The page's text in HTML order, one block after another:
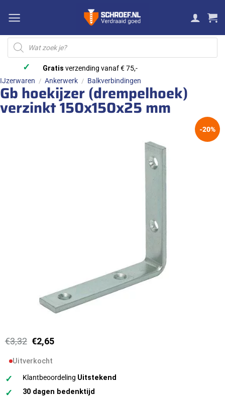
naar
inhoud
Producten
zoeken
✓ Gratis verzending vanaf € 75,-
IJzerwaren / Ankerwerk / Balkverbindingen
Gb hoekijzer (drempelhoek)
verzinkt 150x150x25 mm
-20%
€3,32 Oorspronkelijke
prijs
was:
€3,32.
€2,65Huidige
Uitverkocht
✓ Klantbeoordeling Uitstekend
✓ 30 dagen bedenktijd